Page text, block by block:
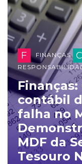
F FINANÇAS C
contábil
falha no
MDF da
Tesouro